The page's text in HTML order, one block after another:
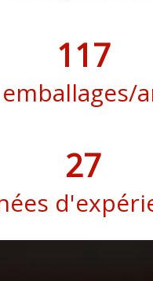
145
emballages/
34